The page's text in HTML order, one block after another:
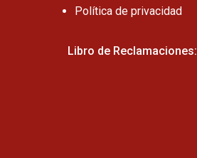
Política de privacidad
Libro de Reclamaciones: